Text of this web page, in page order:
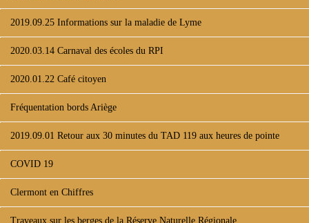
2019.09.25 Informations sur la maladie de Lyme
2020.03.14 Carnaval des écoles du RPI
2020.01.22 Café citoyen
Fréquentation bords Ariège
2019.09.01 Retour aux 30 minutes du TAD 119 aux heures de pointe
COVID 19
Clermont en Chiffres
Traveaux sur les berges de la Réserve Naturelle Régionale